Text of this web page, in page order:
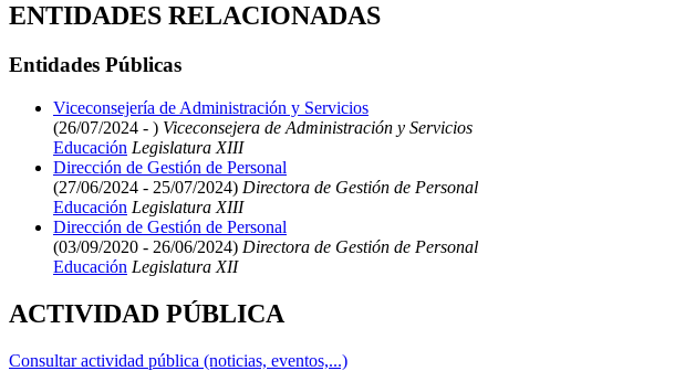
ENTIDADES RELACIONADAS
Entidades Públicas
Viceconsejería de Administración y Servicios
(26/07/2024 - ) Viceconsejera de Administración y Servicios
Educación Legislatura XIII
Dirección de Gestión de Personal
(27/06/2024 - 25/07/2024) Directora de Gestión de Personal
Educación Legislatura XIII
Dirección de Gestión de Personal
(03/09/2020 - 26/06/2024) Directora de Gestión de Personal
Educación Legislatura XII
ACTIVIDAD PÚBLICA
Consultar actividad pública (noticias, eventos,...)